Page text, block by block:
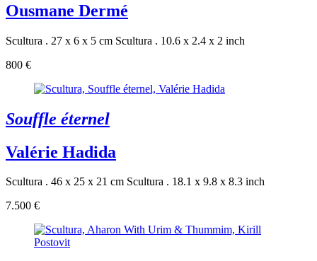
Ousmane Dermé
Scultura . 27 x 6 x 5 cm Scultura . 10.6 x 2.4 x 2 inch
800 €
Souffle éternel
Valérie Hadida
Scultura . 46 x 25 x 21 cm Scultura . 18.1 x 9.8 x 8.3 inch
7.500 €